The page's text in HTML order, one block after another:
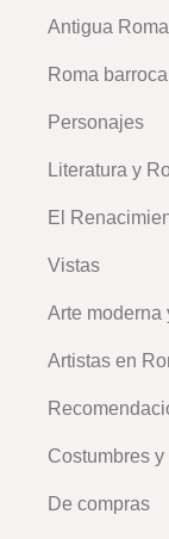
Antigua Roma
Roma barroca
Personajes
Literatura y
El
Vistas
Arte moderna
Artistas en
Costumbres y
De compras